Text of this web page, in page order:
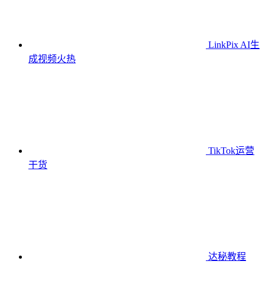
LinkPix AI生
成视频火热
TikTok运营
干货
达秘教程